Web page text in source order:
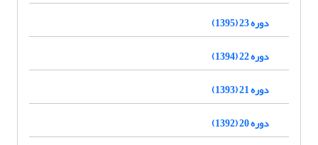
دوره 23 (1395)
دوره 22 (1394)
دوره 21 (1393)
دوره 20 (1392)